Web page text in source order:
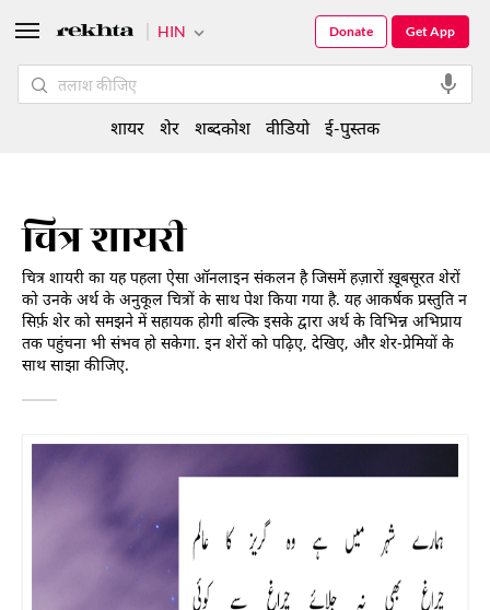
चित्र शायरी
चित्र शायरी का यह पहला ऐसा ऑनलाइन संकलन है जिसमें हज़ारों ख़ूबसूरत शेरों
को उनके अर्थ के अनुकूल चित्रों के साथ पेश किया गया है. यह आकर्षक प्रस्तुति न
सिर्फ़ शेर को समझने में सहायक होगी बल्कि इसके द्वारा अर्थ के विभिन्न अभिप्राय
तक पहुंचना भी संभव हो सकेगा. इन शेरों को पढ़िए, देखिए, और शेर-प्रेमियों के
साथ साझा कीजिए.
HIN Get App
Donate
शायर शेर शब्दकोश वीडियो ई-पुस्तक